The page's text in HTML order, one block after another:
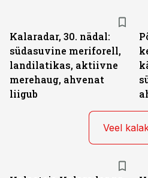
Kalaradar, 30. nädal:
südasuvine meriforell,
landilatikas, aktiivne
merehaug, ahvenat
liigub
Veel